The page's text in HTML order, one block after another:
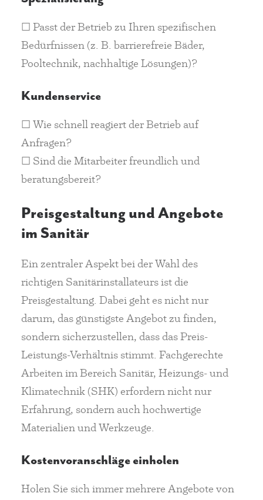
☐ Passt der Betrieb zu Ihren spezifischen
Bedürfnissen (z. B. barrierefreie Bäder,
Pooltechnik, nachhaltige Lösungen)?
Kundenservice
☐ Wie schnell reagiert der Betrieb auf
Anfragen?
☐ Sind die Mitarbeiter freundlich und
beratungsbereit?
Preisgestaltung und Angebote
im Sanitär
Ein zentraler Aspekt bei der Wahl des
richtigen Sanitärinstallateurs ist die
Preisgestaltung. Dabei geht es nicht nur
darum, das günstigste Angebot zu finden,
sondern sicherzustellen, dass das Preis-
Leistungs-Verhältnis stimmt. Fachgerechte
Arbeiten im Bereich Sanitär, Heizungs- und
Klimatechnik (SHK) erfordern nicht nur
Erfahrung, sondern auch hochwertige
Materialien und Werkzeuge.
Kostenvoranschläge einholen
Holen Sie sich immer mehrere Angebote von